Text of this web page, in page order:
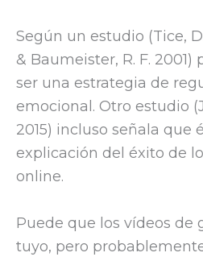
Según un estudio (Tice,
& Baumeister, R. F.
ser una estrategia de
emocional. Otro estudio
2015) incluso señala que
explicación del éxito de
online.
Puede que los vídeos de
tuyo, pero